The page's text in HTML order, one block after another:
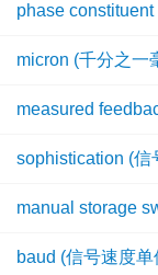
phase
micron (千分之一
measured
sophistication (信
manual storage
baud (信号速度单